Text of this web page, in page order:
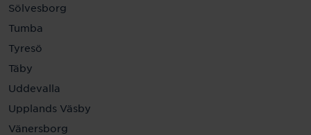
Sölvesborg
Tumba
Tyresö
Täby
Uddevalla
Upplands Väsby
Vänersborg